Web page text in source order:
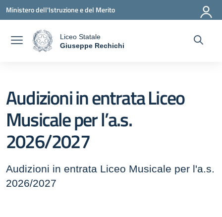
Vai ai contenuti
Vai al menu di navigazione
Vai al footer
Ministero dell'Istruzione e del Merito
Liceo Statale
Giuseppe Rechichi
Audizioni in entrata Liceo
Musicale per l’a.s.
2026/2027
Audizioni in entrata Liceo Musicale per l'a.s.
2026/2027